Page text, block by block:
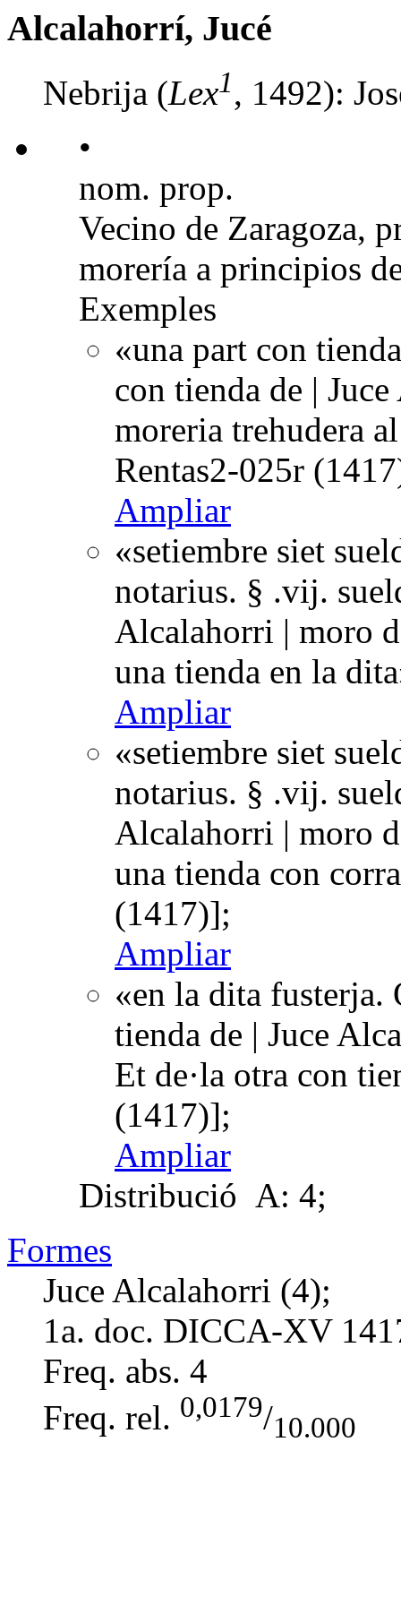
Alcalahorrí, Jucé
Nebrija (Lex1, 1492):
•
nom. prop.
Vecino de Zaragoza,
morería a principios
Exemples
«una part con
con tienda de |
moreria trehudera
Rentas2-025r
Ampliar
«setiembre siet
notarius. § .vij.
Alcalahorri | moro
una tienda en la
Ampliar
«setiembre siet
notarius. § .vij.
Alcalahorri | moro
una tienda con
(1417)];
Ampliar
«en la dita fusterja.
tienda de | Juce
Et de·la otra con
(1417)];
Ampliar
Distribució A: 4;
Formes
Juce Alcalahorri (4);
1a. doc. DICCA-XV
Freq. abs. 4
Freq. rel. 0,0179/10.000